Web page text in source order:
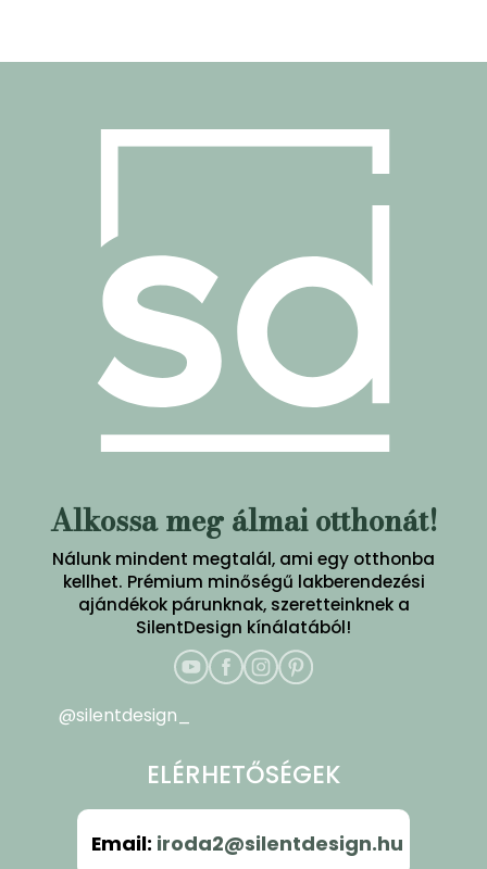
Alkossa meg álmai otthonát!
Nálunk mindent megtalál, ami egy otthonba
kellhet. Prémium minőségű lakberendezési
ajándékok párunknak, szeretteinknek a
SilentDesign kínálatából!
@silentdesign_
ELÉRHETŐSÉGEK
Email: iroda2@silentdesign.hu